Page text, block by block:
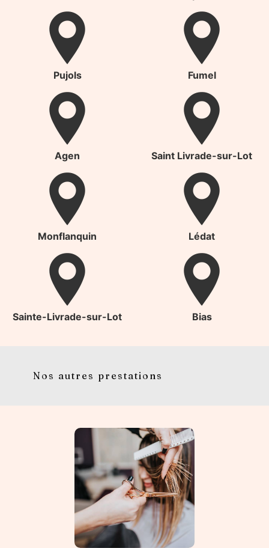
Pujols Fumel
Agen Saint Livrade-sur-Lot
Monflanquin Lédat
Sainte-Livrade-sur-Lot Bias
Nos autres prestations